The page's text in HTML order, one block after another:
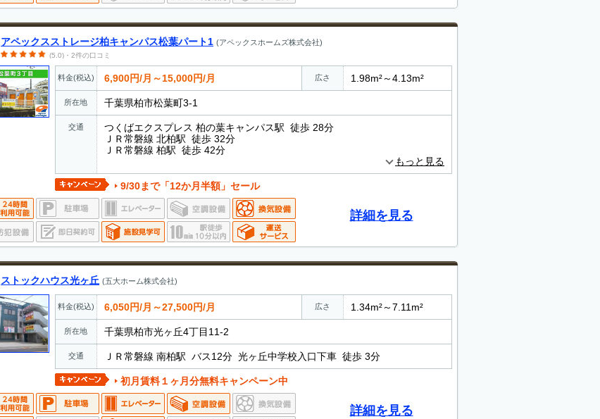
アペックスストレージ柏キャンパス松葉パート1 (アペックスホームズ株式会社)
(5.0)・2件の口コミ
料金(税込) 6,900円/月～15,000円/月 広さ 1.98m²～4.13m²
所在地 千葉県柏市松葉町3-1
交通
つくばエクスプレス 柏の葉キャンパス駅 徒歩 28分
ＪＲ常磐線 北柏駅 徒歩 32分
ＪＲ常磐線 柏駅 徒歩 42分
もっと見る
9/30まで「12か月半額」セール
詳細を見る
ストックハウス光ヶ丘 (五大ホーム株式会社)
料金(税込) 6,050円/月～27,500円/月 広さ 1.34m²～7.11m²
所在地 千葉県柏市光ヶ丘4丁目11-2
交通 ＪＲ常磐線 南柏駅 バス12分 光ヶ丘中学校入口下車 徒歩 3分
初月賃料１ヶ月分無料キャンペーン中
詳細を見る